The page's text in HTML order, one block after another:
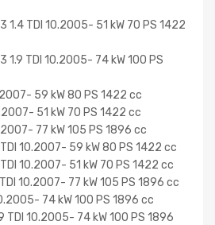
1.4 TDI 10.2005- 51 kW 70 PS 1422
1.9 TDI 10.2005- 74 kW 100 PS
59 kW 80 PS 1422 cc
51 kW 70 PS 1422 cc
77 kW 105 PS 1896 cc
10.2007- 59 kW 80 PS 1422 cc
10.2007- 51 kW 70 PS 1422 cc
10.2007- 77 kW 105 PS 1896 cc
74 kW 100 PS 1896 cc
TDI 10.2005- 74 kW 100 PS 1896